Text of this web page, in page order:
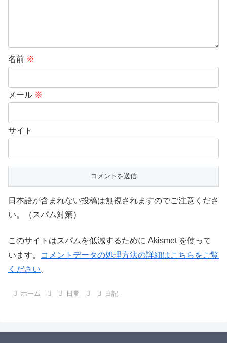
名前 ※
メール ※
サイト
日本語が含まれない投稿は無視されますのでご注意くださ
い。（スパム対策）
このサイトはスパムを低減するために Akismet を使って
います。
コメントデータの処理方法の詳細はこちらをご覧
ください。
ホーム 日常 日記